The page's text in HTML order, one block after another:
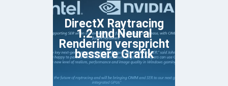
DirectX Raytracing
1.2 und Neural
Rendering verspricht
bessere Grafik